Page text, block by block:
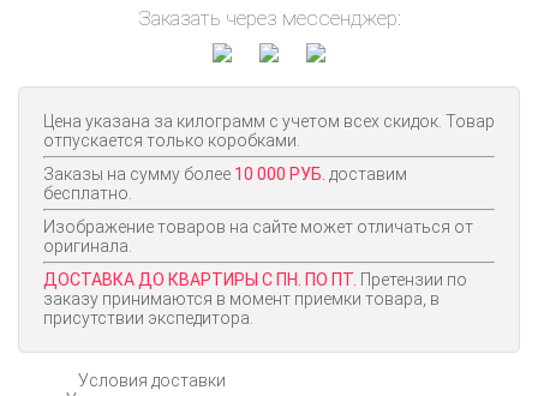
Заказать через мессенджер:
Цена указана за килограмм с учетом всех скидок. Товар
отпускается только коробками.
Заказы на сумму более 10 000 РУБ. доставим
бесплатно.
Изображение товаров на сайте может отличаться от
оригинала.
ДОСТАВКА ДО КВАРТИРЫ С ПН. ПО ПТ. Претензии по
заказу принимаются в момент приемки товара, в
присутствии экспедитора.
Условия доставки